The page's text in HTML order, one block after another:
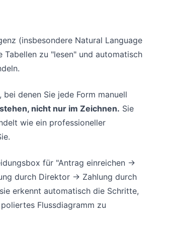
(insbesondere Natural Language
zu "lesen" und automatisch
denen Sie jede Form manuell
nicht nur im Zeichnen. Sie
wie ein professioneller
für "Antrag einreichen ->
durch Direktor -> Zahlung durch
erkennt automatisch die Schritte,
Flussdiagramm zu